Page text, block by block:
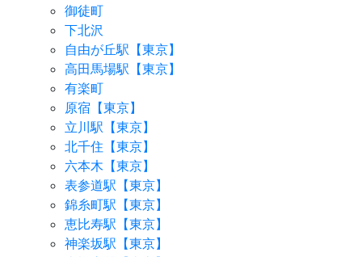
御徒町
下北沢
自由が丘駅【東京】
高田馬場駅【東京】
有楽町
原宿【東京】
立川駅【東京】
北千住【東京】
六本木【東京】
表参道駅【東京】
錦糸町駅【東京】
恵比寿駅【東京】
神楽坂駅【東京】